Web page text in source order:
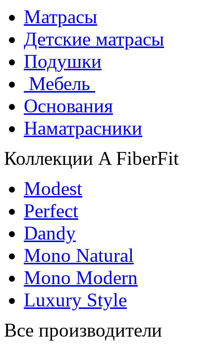
Матрасы
Детские матрасы
Подушки
Мебель
Основания
Наматрасники
Коллекции A FiberFit
Modest
Perfect
Dandy
Mono Natural
Mono Modern
Luxury Style
Все производители